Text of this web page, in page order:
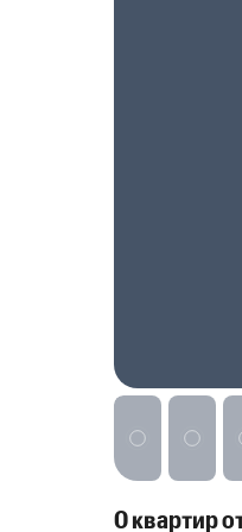
0 квартир